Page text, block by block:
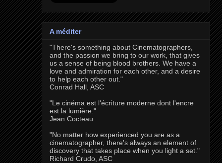
A méditer
"There's something about Cinematographers,
and the passion we bring to our work, that gives
us a sense of being blood brothers. We have a
love and admiration for each other, and a desire
to help each other out."
Conrad Hall, ASC
"Le cinéma est l'écriture moderne dont l'encre
est la lumière."
Jean Cocteau
"No matter how experienced you are as a
cinematographer, there's always an element of
discovery that takes place when you light a set."
Richard Crudo, ASC